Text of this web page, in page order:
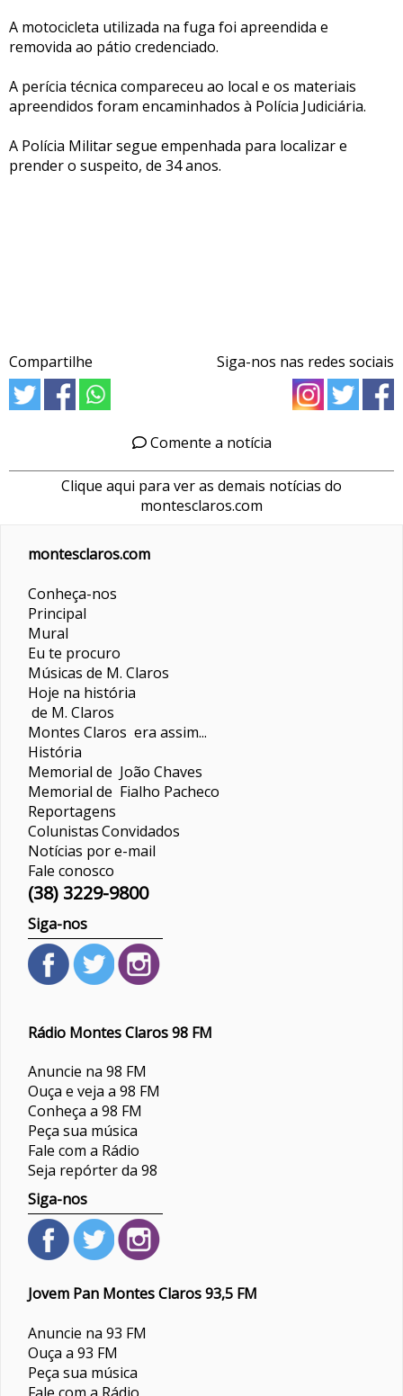
A motocicleta utilizada na fuga foi apreendida e
removida ao pátio credenciado.
A perícia técnica compareceu ao local e os materiais
apreendidos foram encaminhados à Polícia Judiciária.
A Polícia Militar segue empenhada para localizar e
prender o suspeito, de 34 anos.
Compartilhe Siga-nos nas redes sociais
Comente a notícia
Clique aqui para ver as demais notícias do
montesclaros.com
montesclaros.com
Conheça-nos
Principal
Mural
Eu te procuro
Músicas de M. Claros
Hoje na história
de M. Claros
Montes Claros era assim...
História
Memorial de João Chaves
Memorial de Fialho Pacheco
Reportagens
ColunistasConvidados
Notícias por e-mail
Fale conosco
(38) 3229-9800
Siga-nos
Rádio Montes Claros 98 FM
Anuncie na 98 FM
Ouça e veja a 98 FM
Conheça a 98 FM
Peça sua música
Fale com a Rádio
Seja repórter da 98
Siga-nos
Jovem Pan Montes Claros 93,5 FM
Anuncie na 93 FM
Ouça a 93 FM
Peça sua música
Fale com a Rádio